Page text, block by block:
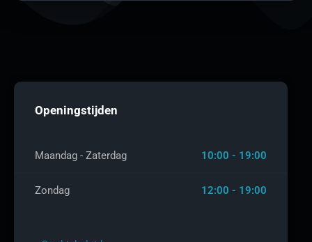
Openingstijden
Maandag - Zaterdag 10:00 - 19:00
Zondag 12:00 - 19:00